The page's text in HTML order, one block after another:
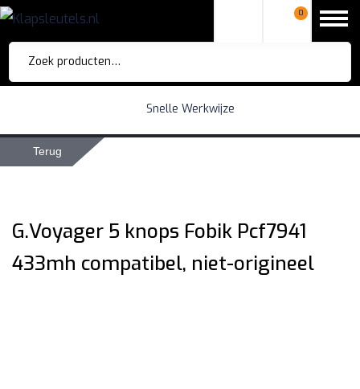
0
Zoeken
naar:
Snelle Werkwijze
Terug
G.Voyager 5 knops Fobik Pcf7941
433mh compatibel, niet-origineel